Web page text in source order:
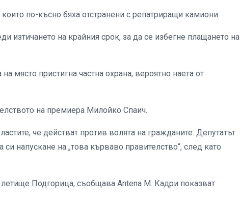
по-късно бяха отстранени с репатриращи камиони.
изтичането на крайния срок, за да се избегне плащането на
място пристигна частна охрана, вероятно наета от
на премиера Милойко Спаич.
че действат против волята на гражданите. Депутатът
напускане на „това кърваво правителство“, след като
Подгорица, съобщава Antena M. Кадри показват